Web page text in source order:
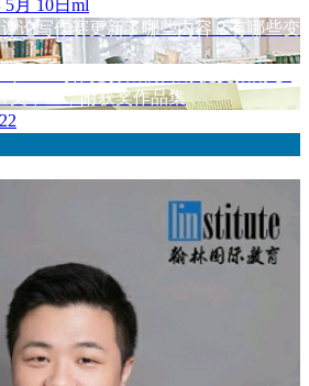
5月 10日
者
ml
评论写作赛更新了哪些内容？有哪些变
文中全，附获奖作品集